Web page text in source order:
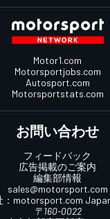
Motor1.com
Motorsportjobs.com
Autosport.com
Motorsportstats.com
お問い合わせ
フィードバック
広告掲載のご案内
編集部情報
sales@motorsport.com
motorsport.com
〒160-0022